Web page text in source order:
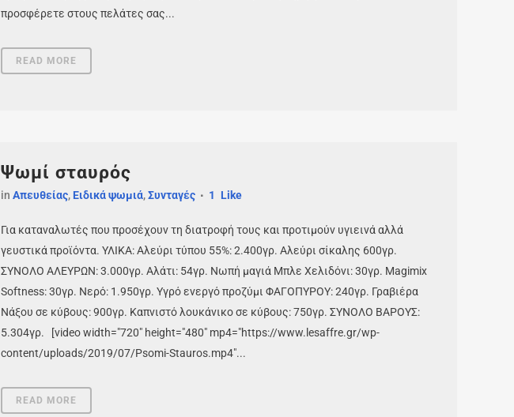
προσφέρετε στους πελάτες σας...
READ MORE
Ψωμί σταυρός
in Απευθείας, Ειδικά ψωμιά,Συνταγές 1 Like
Για καταναλωτές που προσέχουν τη διατροφή τους και προτιμούν υγιεινά αλλά
γευστικά προϊόντα. ΥΛΙΚΑ: Αλεύρι τύπου 55%: 2.400γρ. Αλεύρι σίκαλης 600γρ.
ΣΥΝΟΛΟ ΑΛΕΥΡΩΝ: 3.000γρ. Αλάτι: 54γρ. Νωπή μαγιά Μπλε Χελιδόνι: 30γρ. Magimix
Softness: 30γρ. Νερό: 1.950γρ. Υγρό ενεργό προζύμι ΦΑΓΟΠΥΡΟΥ: 240γρ. Γραβιέρα
Νάξου σε κύβους: 900γρ. Καπνιστό λουκάνικο σε κύβους: 750γρ. ΣΥΝΟΛΟ ΒΑΡΟΥΣ:
5.304γρ. [video width="720" height="480" mp4="https://www.lesaffre.gr/wp-
content/uploads/2019/07/Psomi-Stauros.mp4"...
READ MORE